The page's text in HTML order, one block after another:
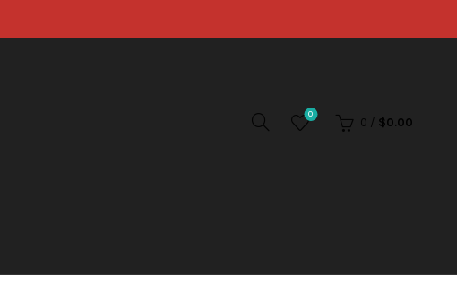
0
0 / $0.00